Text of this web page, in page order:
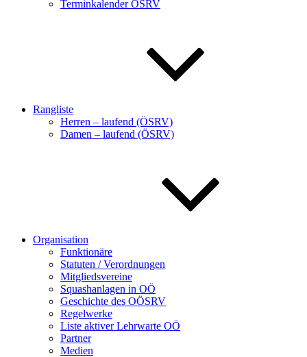
Terminkalender ÖSRV
Rangliste
Herren – laufend (ÖSRV)
Damen – laufend (ÖSRV)
Organisation
Funktionäre
Statuten / Verordnungen
Mitgliedsvereine
Squashanlagen in OÖ
Geschichte des OÖSRV
Regelwerke
Liste aktiver Lehrwarte OÖ
Partner
Medien